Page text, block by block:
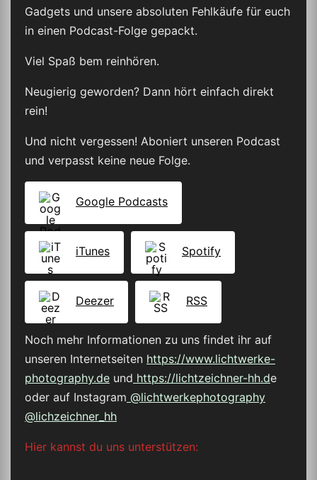
Gadgets und unsere absoluten Fehlkäufe für euch
in einen Podcast-Folge gepackt.
Viel Spaß bem reinhören.
Neugierig geworden? Dann hört einfach direkt
rein!
Und nicht vergessen! Aboniert unseren Podcast
und verpasst keine neue Folge.
Google Podcasts
iTunes Spotify
Deezer RSS
Noch mehr Informationen zu uns findet ihr auf
unseren Internetseiten https://www.lichtwerke-
photography.de und https://lichtzeichner-hh.de
oder auf Instagram @lichtwerkephotography
@lichzeichner_hh
Hier kannst du uns unterstützen: